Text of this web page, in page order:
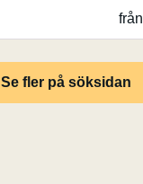
från
Se fler på söksidan